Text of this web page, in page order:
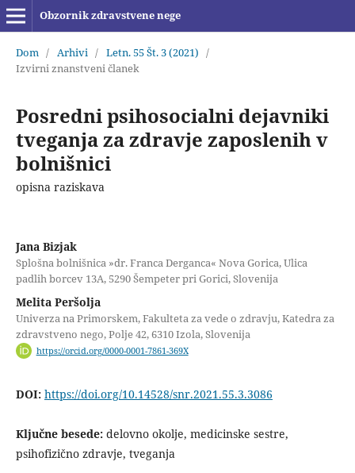
Obzornik zdravstvene nege
Dom / Arhivi / Letn. 55 Št. 3 (2021) /
Izvirni znanstveni članek
Posredni psihosocialni dejavniki
tveganja za zdravje zaposlenih v
bolnišnici
opisna raziskava
Jana Bizjak
Splošna bolnišnica »dr. Franca Derganca« Nova Gorica, Ulica
padlih borcev 13A, 5290 Šempeter pri Gorici, Slovenija
Melita Peršolja
Univerza na Primorskem, Fakulteta za vede o zdravju, Katedra za
zdravstveno nego, Polje 42, 6310 Izola, Slovenija
https://orcid.org/0000-0001-7861-369X
DOI: https://doi.org/10.14528/snr.2021.55.3.3086
Ključne besede: delovno okolje, medicinske sestre,
psihofizično zdravje, tveganja